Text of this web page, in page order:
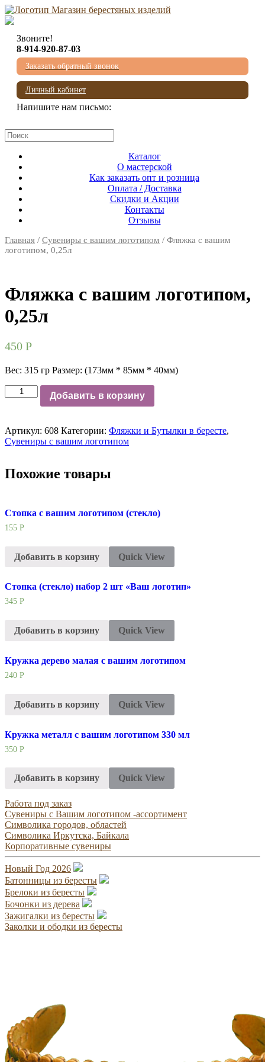
Звоните!
8-914-920-87-03
Заказать обратный звонок
Личный кабинет
Напишите нам письмо:
Каталог
О мастерской
Как заказать опт и розница
Оплата / Доставка
Скидки и Акции
Контакты
Отзывы
Главная / Сувениры с вашим логотипом / Фляжка с вашим
логотипом, 0,25л
Фляжка с вашим логотипом,
0,25л
450 Р
Вес: 315 гр Размер: (173мм * 85мм * 40мм)
Количество
Добавить в корзину
Артикул: 608 Категории: Фляжки и Бутылки в бересте,
Сувениры с вашим логотипом
Похожие товары
Стопка с вашим логотипом (стекло)
155 Р
Добавить в корзину Quick View
Стопка (стекло) набор 2 шт «Ваш логотип»
345 Р
Добавить в корзину Quick View
Кружка дерево малая с вашим логотипом
240 Р
Добавить в корзину Quick View
Кружка металл с вашим логотипом 330 мл
350 Р
Добавить в корзину Quick View
Работа под заказ
Сувениры с Вашим логотипом -ассортимент
Символика городов, областей
Символика Иркутска, Байкала
Корпоративные сувениры
Новый Год 2026
Батонницы из бересты
Брелоки из бересты
Бочонки из дерева
Зажигалки из бересты
Заколки и ободки из бересты